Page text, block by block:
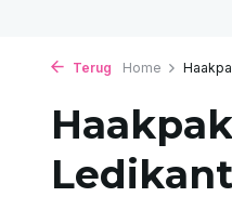
Terug Home